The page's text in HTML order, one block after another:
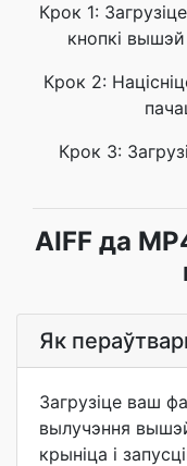
Крок 1:
кнопкі
Крок 2:
Крок 3:
AIFF да
Як
Загрузіце ваш
вылучэння
крыніца і